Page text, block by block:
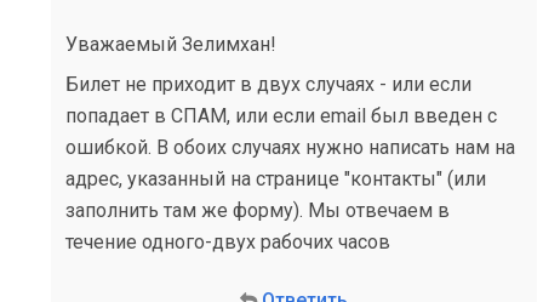
Уважаемый Зелимхан!
Билет не приходит в двух случаях - или если
попадает в СПАМ, или если email был введен с
ошибкой. В обоих случаях нужно написать нам на
адрес, указанный на странице "контакты" (или
заполнить там же форму). Мы отвечаем в
течение одного-двух рабочих часов